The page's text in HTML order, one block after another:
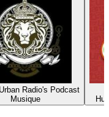
Radio's Podcast
Musique